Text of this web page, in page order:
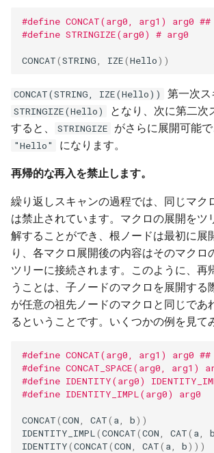
#define CONCAT(arg0, arg1) arg0 ##
#define STRINGIZE(arg0) # arg0
CONCAT(STRING IZE(Hello))
CONCAT(STRING, IZE(Hello)) 第一次ス
STRINGIZE(Hello)
となり、次に第二次
すると、
STRINGIZE がさらに展開可能
"Hello" になります。
再帰的な再入を禁止します。
繰り返しスキャンの過程では、同じマク
は禁止されています。マクロの展開をツ
解することができ、根ノードは最初に展
り、各マクロ展開後の内容はそのマクロ
ツリーに接続されます。このように、再
うことは、子ノードのマクロを展開する
が任意の祖先ノードのマクロと同じであ
るということです。いくつかの例を見て
#define CONCAT(arg0, arg1) arg0 ##
#define CONCAT_SPACE(arg0, arg1)
#define IDENTITY(arg0)
#define IDENTITY_IMPL(arg0) arg0
CONCAT(CON CAT( a b))
IDENTITY_IMPL (CONCAT(CON CAT( a b
IDENTITY(CONCAT(CON CAT( a b)))